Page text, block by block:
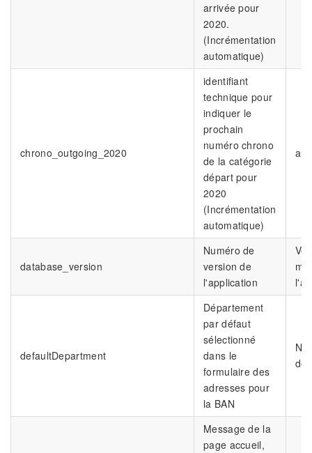
arrivée pour
2020.
(Incrémentation
automatique)
chrono_outgoing_2020
identifiant
technique pour
indiquer le
prochain
numéro chrono
de la catégorie
départ pour
2020
(Incrémentation
automatique)
database_version
Numéro de
version de
l'application
defaultDepartment
Département
par défaut
sélectionné
dans le
formulaire des
adresses pour
la BAN
Message de la
page accueil,